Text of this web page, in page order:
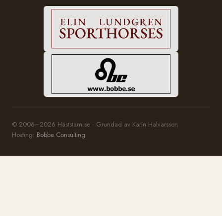
© 2006–2026 Häststam.se · Grundad av Karin Halvarsson
Hosting: Bobbe Consulting